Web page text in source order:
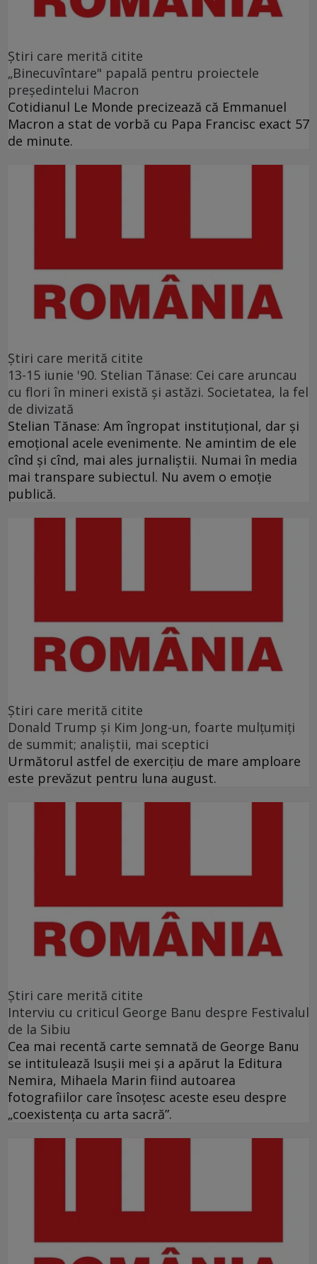
Ştiri care merită citite
„Binecuvîntare" papală pentru proiectele
preşedintelui Macron
Cotidianul Le Monde precizează că Emmanuel
Macron a stat de vorbă cu Papa Francisc exact 57
de minute.
Ştiri care merită citite
13-15 iunie '90. Stelian Tănase: Cei care aruncau
cu flori în mineri există și astăzi. Societatea, la fel
de divizată
Stelian Tănase: Am îngropat instituțional, dar și
emoțional acele evenimente. Ne amintim de ele
cînd și cînd, mai ales jurnaliștii. Numai în media
mai transpare subiectul. Nu avem o emoție
publică.
Ştiri care merită citite
Donald Trump şi Kim Jong-un, foarte mulţumiţi
de summit; analiştii, mai sceptici
Următorul astfel de exerciţiu de mare amploare
este prevăzut pentru luna august.
Ştiri care merită citite
Interviu cu criticul George Banu despre Festivalul
de la Sibiu
Cea mai recentă carte semnată de George Banu
se intitulează Isuşii mei şi a apărut la Editura
Nemira, Mihaela Marin fiind autoarea
fotografiilor care însoţesc aceste eseu despre
„coexistenţa cu arta sacră”.